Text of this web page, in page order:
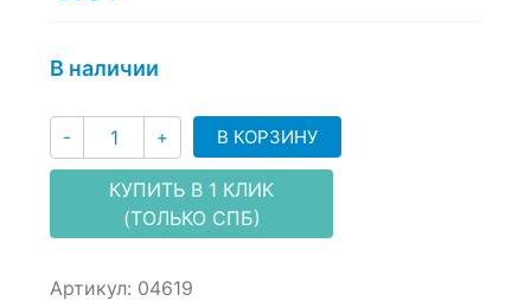
based
ratings
В наличии
- Количество
+ В КОРЗИНУ
КУПИТЬ В 1 КЛИК
(ТОЛЬКО СПБ)
Артикул: 04619